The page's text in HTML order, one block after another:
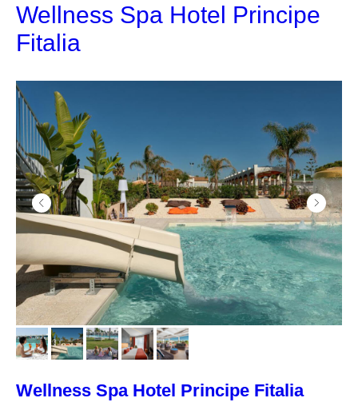
Wellness Spa Hotel Principe
Fitalia
Wellness Spa Hotel Principe Fitalia